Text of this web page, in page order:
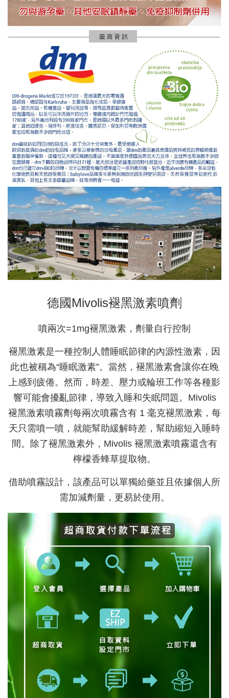
德國Mivolis褪黑激素噴劑
噴兩次=1mg褪黑激素，劑量自行控制
褪黑激素是一種控制人體睡眠節律的內源性激素，因
此也被稱為“睡眠激素”。當然，褪黑激素會讓你在晚
上感到疲倦。然而，時差、壓力或輪班工作等各種影
響可能會擾亂節律，導致入睡和失眠問題。Mivolis
褪黑激素噴霧劑每兩次噴霧含有 1 毫克褪黑激素，每
天只需噴一噴，就能幫助緩解時差，幫助縮短入睡時
間。除了褪黑激素外，Mivolis 褪黑激素噴霧還含有
檸檬香蜂草提取物。
借助噴霧設計，該產品可以單獨給藥並且依據個人所
需加減劑量，更易於使用。